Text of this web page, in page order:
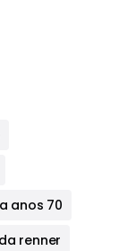
anos 70
renner